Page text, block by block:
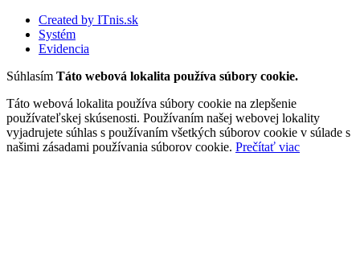
Created by ITnis.sk
Systém
Evidencia
Súhlasím Táto webová lokalita používa súbory cookie.
Táto webová lokalita používa súbory cookie na zlepšenie
používateľskej skúsenosti. Používaním našej webovej lokality
vyjadrujete súhlas s používaním všetkých súborov cookie v súlade s
našimi zásadami používania súborov cookie. Prečítať viac